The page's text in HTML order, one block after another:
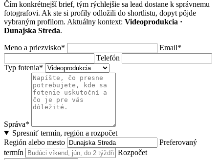
Čím konkrétnejší brief, tým rýchlejšie sa lead dostane k správnemu
fotografovi. Ak ste si profily odložili do shortlistu, dopyt pôjde
vybraným profilom. Aktuálny kontext: Videoprodukcia ·
Dunajska Streda.
Meno a priezvisko*
Email*
Telefón
Typ fotenia*
Správa*
Spresniť termín, región a rozpočet
Región alebo mesto
Preferovaný
termín
Rozpočet